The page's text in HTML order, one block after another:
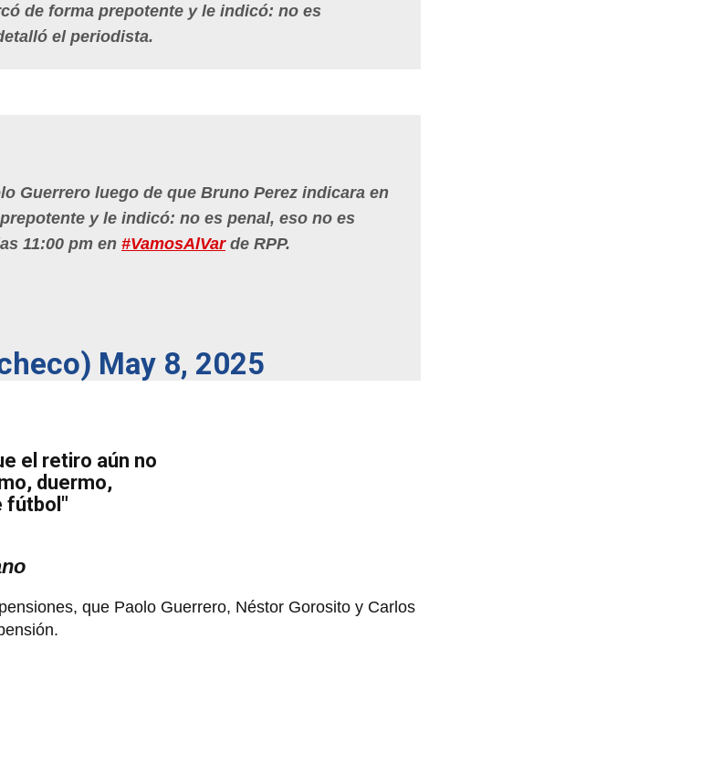
de forma prepotente y le indicó: no es
el periodista.
Guerrero luego de que Bruno Perez indicara en
y le indicó: no es penal, eso no es
11:00 pm en #VamosAlVarde RPP.
May 8, 2025
el retiro aún no
duermo,
fútbol"
que Paolo Guerrero, Néstor Gorosito y Carlos